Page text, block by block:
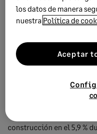
La evolución nacional
situación de una
composición de la
diferencias importantes.
industria en el 7,5 %, la de
construcción en el 5,9 %
los datos de manera
nuestra Política de
Aceptar